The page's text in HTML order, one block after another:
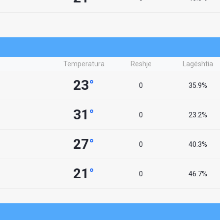
Temperatura Reshje Lagështia
23° 0 35.9%
31 ° 0 23.2%
27° 0 40.3%
21 ° 0 46.7%